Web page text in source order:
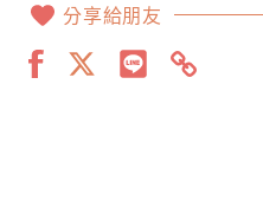
分享給朋友